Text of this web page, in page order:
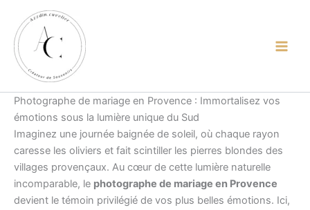
principal
contenu
Photographe de mariage en Provence : Immortalisez vos
émotions sous la lumière unique du Sud
Imaginez une journée baignée de soleil, où chaque rayon
caresse les oliviers et fait scintiller les pierres blondes des
villages provençaux. Au cœur de cette lumière naturelle
incomparable, le photographe de mariage en Provence
devient le témoin privilégié de vos plus belles émotions. Ici,